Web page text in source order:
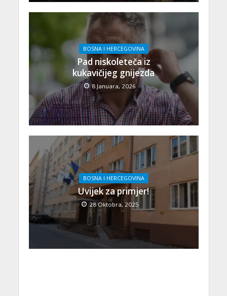
BOSNA I HERCEGOVINA
Pad niskoleteča iz
kukavičijeg gnijezda
8 Januara, 2026
BOSNA I HERCEGOVINA
Uvijek za primjer!
28 Oktobra, 2025